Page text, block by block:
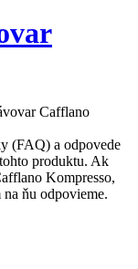
Cafflano
(FAQ) a odpovede
produktu. Ak
Kompresso,
ňu odpovieme.